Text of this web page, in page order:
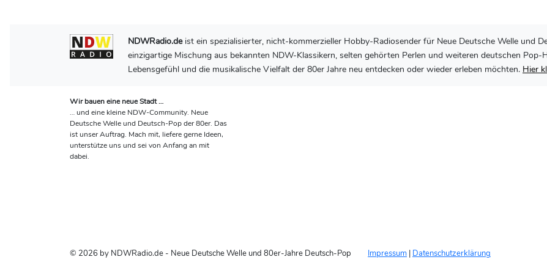
NDWRadio.deist ein spezialisierter, nicht-kommerzieller Hobby-Radiosender für Neue Deutsche Welle und
einzigartige Mischung aus bekannten NDW-Klassikern, selten gehörten Perlen und weiteren deutschen
Lebensgefühl und die musikalische Vielfalt der 80er Jahre neu entdecken oder wieder erleben möchten. Hier
Wir bauen eine neue Stadt …
… und eine kleine NDW-Community. Neue
Deutsche Welle und Deutsch-Pop der 80er. Das
ist unser Auftrag. Mach mit, liefere gerne Ideen,
unterstütze uns und sei von Anfang an mit
dabei.
© 2026 by NDWRadio.de - Neue Deutsche Welle und 80er-Jahre Deutsch-Pop Impressum | Datenschutzerklärung